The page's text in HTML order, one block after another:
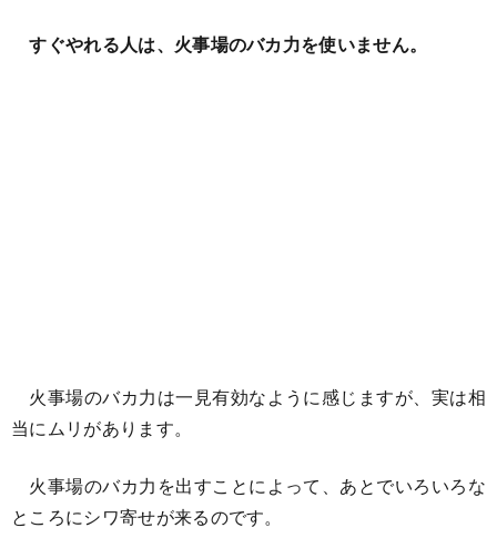
すぐやれる人は、火事場のバカ力を使いません。
火事場のバカ力は一見有効なように感じますが、実は相
当にムリがあります。
火事場のバカ力を出すことによって、あとでいろいろな
ところにシワ寄せが来るのです。